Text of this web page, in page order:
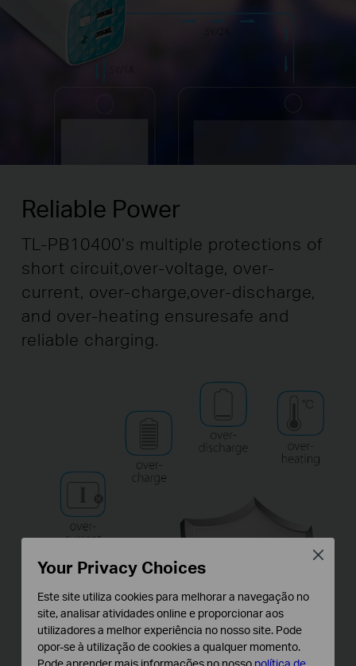
Reliable Power
TL-PB10400’s multiple protections of
short circuit,over-voltage, over-
current, over-charge,over-discharge,
and over-heating ensuresafe and
reliable charging.
Your Privacy Choices
Este site utiliza cookies para melhorar a navegação no
site, analisar atividades online e proporcionar aos
utilizadores a melhor experiência no nosso site. Pode
opor-se à utilização de cookies a qualquer momento.
Pode aprender mais informações no nosso política de
Close